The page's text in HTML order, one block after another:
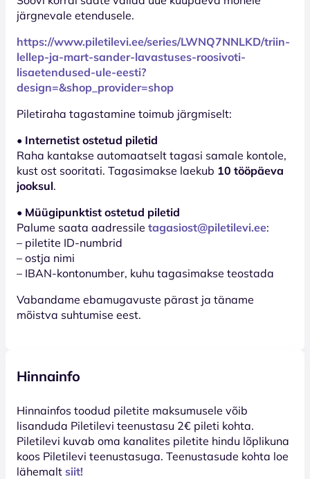
järgnevale etendusele.
https://www.piletilevi.ee/series/LWNQ7NNLKD/triin-
lellep-ja-mart-sander-lavastuses-roosivoti-
lisaetendused-ule-eesti?
design=&shop_provider=shop
Piletiraha tagastamine toimub järgmiselt:
• Internetist ostetud piletid
Raha kantakse automaatselt tagasi samale kontole,
kust ost sooritati. Tagasimakse laekub 10 tööpäeva
jooksul.
• Müügipunktist ostetud piletid
Palume saata aadressile tagasiost@piletilevi.ee:
– piletite ID-numbrid
– ostja nimi
– IBAN-kontonumber, kuhu tagasimakse teostada
Vabandame ebamugavuste pärast ja täname
mõistva suhtumise eest.
Hinnainfo
Hinnainfos toodud piletite maksumusele võib
lisanduda Piletilevi teenustasu 2€ pileti kohta.
Piletilevi kuvab oma kanalites piletite hindu lõplikuna
koos Piletilevi teenustasuga. Teenustasude kohta loe
lähemalt siit!